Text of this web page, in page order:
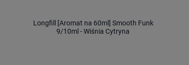
Longfill [Aromat na 60ml] Smooth Funk
9/10ml - Wiśnia Cytryna